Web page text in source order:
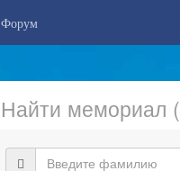
Форум
Найти мемориал